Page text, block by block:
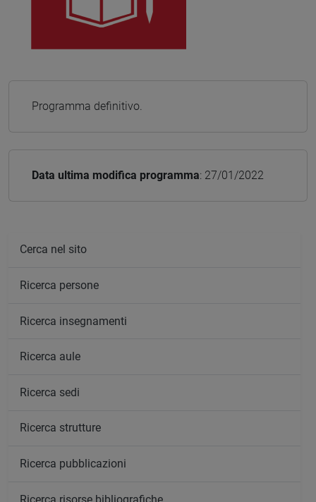
Programma definitivo.
Data ultima modifica programma: 27/01/2022
Cerca nel sito
Ricerca persone
Ricerca insegnamenti
Ricerca aule
Ricerca sedi
Ricerca strutture
Ricerca pubblicazioni
Ricerca risorse bibliografiche